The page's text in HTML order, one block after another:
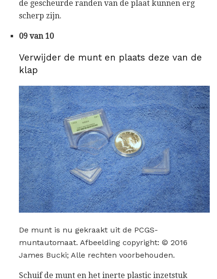
de gescheurde randen van de plaat kunnen erg
scherp zijn.
09 van 10
Verwijder de munt en plaats deze van de
klap
De munt is nu gekraakt uit de PCGS-
muntautomaat. Afbeelding copyright: © 2016
James Bucki; Alle rechten voorbehouden.
Schuif de munt en het inerte plastic inzetstuk